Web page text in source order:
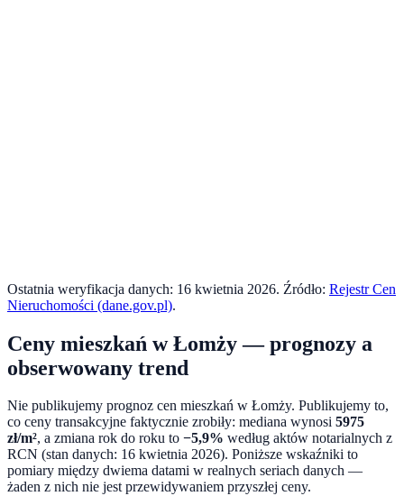
Ostatnia weryfikacja danych: 16 kwietnia 2026. Źródło: Rejestr Cen
Nieruchomości (dane.gov.pl).
Ceny mieszkań wŁomży— prognozy a
obserwowany trend
Nie publikujemy prognoz cen mieszkań w Łomży. Publikujemy to,
co ceny transakcyjne faktycznie zrobiły: mediana wynosi 5975
zł/m², a zmiana rok do roku to −5,9% według aktów notarialnych z
RCN (stan danych: 16 kwietnia 2026). Poniższe wskaźniki to
pomiary między dwiema datami w realnych seriach danych —
żaden z nich nie jest przewidywaniem przyszłej ceny.